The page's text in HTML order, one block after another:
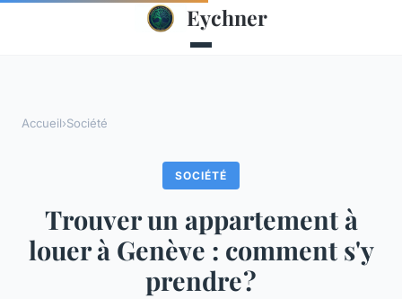
Eychner
Accueil›Société
SOCIÉTÉ
Trouver un appartement à
louer à Genève : comment s'y
prendre ?